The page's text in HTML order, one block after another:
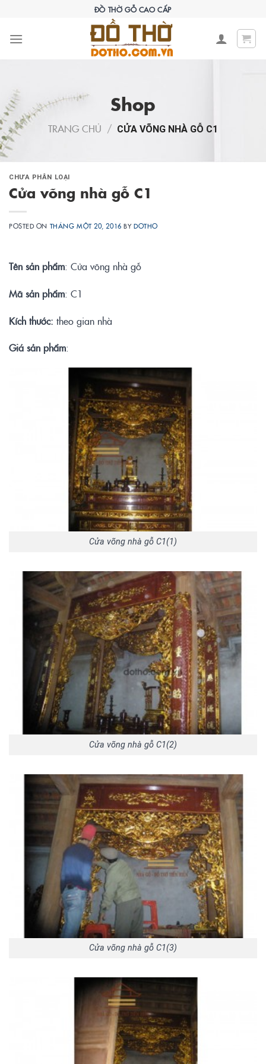
content
ĐỒ THỜ GỖ CAO CẤP
Shop
TRANG CHỦ / CỬA VÕNG NHÀ GỖ C1
CHƯA PHÂN LOẠI
Cửa võng nhà gỗ C1
POSTED ON THÁNG MỘT 20, 2016 BYDOTHO
Tên sản phẩm: Cửa võng nhà gỗ
Mã sản phẩm: C1
Kích thước: theo gian nhà
Giá sản phẩm:
Cửa võng nhà gỗ C1(1)
Cửa võng nhà gỗ C1(2)
Cửa võng nhà gỗ C1(3)